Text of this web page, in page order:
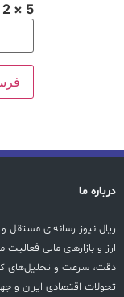
5 × 2 =
درباره ما
ریال نیوز رسانه‌ای مستقل
ارز و بازارهای مالی
دقت، سرعت و تحلیل‌های
تحولات اقتصادی ایران و